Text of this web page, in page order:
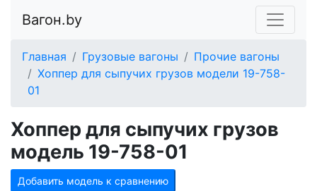
Вагон.by
Главная Грузовые вагоны
Прочие вагоны
Хоппер для сыпучих грузов модели 19-758-
01
Хоппер для сыпучих грузов
модель 19-758-01
Добавить модель к сравнению